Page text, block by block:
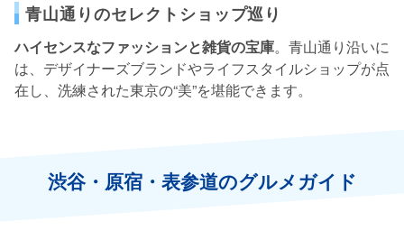
青山通りのセレクトショップ巡り
ハイセンスなファッションと雑貨の宝庫。青山通り沿いに
は、デザイナーズブランドやライフスタイルショップが点
在し、洗練された東京の“美”を堪能できます。
渋谷・原宿・表参道のグルメガイド